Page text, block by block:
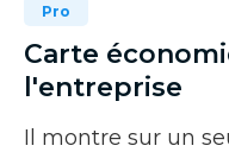
Pro
Carte
l'entreprise
Il montre sur un